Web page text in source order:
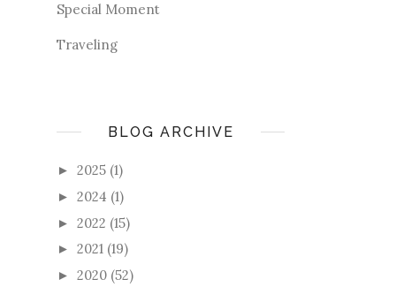
Special Moment
Traveling
BLOG ARCHIVE
► 2025 (1)
► 2024 (1)
► 2022 (15)
► 2021 (19)
► 2020 (52)